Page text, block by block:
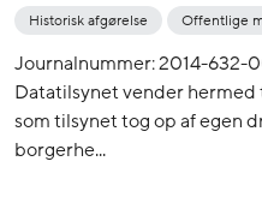
Historisk afgørelse Offentlige
Journalnummer: 2014-632-
Datatilsynet vender
som tilsynet tog op af egen
borgerhe...